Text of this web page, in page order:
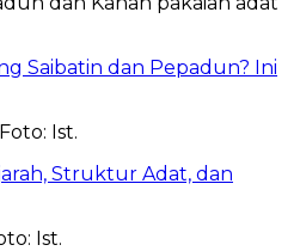
Saibatin dan Pepadun? Ini
Struktur Adat, dan